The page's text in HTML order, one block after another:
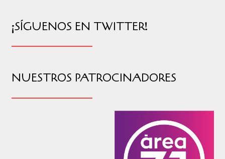
¡SÍGUENOS EN TWITTER!
NUESTROS PATROCINADORES